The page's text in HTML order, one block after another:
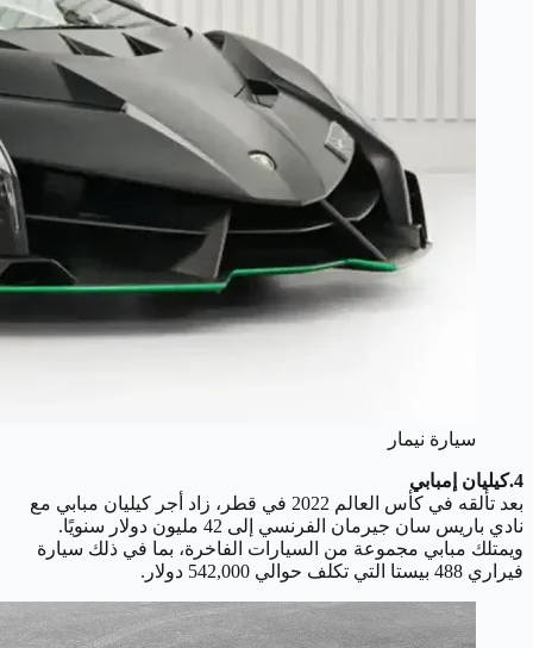
سيارة نيمار
4.كيليان إمبابي
بعد تألقه في كأس العالم 2022 في قطر، زاد أجر كيليان مبابي مع
نادي باريس سان جيرمان الفرنسي إلى 42 مليون دولار سنويًا.
ويمتلك مبابي مجموعة من السيارات الفاخرة، بما في ذلك سيارة
فيراري 488 بيستا التي تكلف حوالي 542,000 دولار.